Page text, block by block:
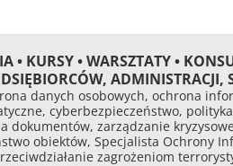
• KURSY • WARSZTATY •
ADMINISTRACJI,
danych osobowych, ochrona
cyberbezpieczeństwo,
dokumentów, zarządzanie
obiektów, Specjalista Ochrony
zagrożeniom